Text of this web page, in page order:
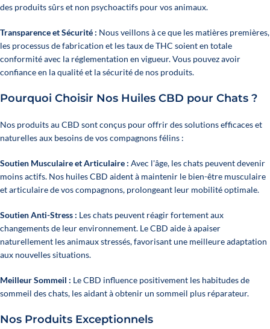
16 opiniones
des produits sûrs et non psychoactifs pour vos animaux.
Transparence et Sécurité : Nous veillons à ce que les matières premières,
les processus de fabrication et les taux de THC soient en totale
conformité avec la réglementation en vigueur. Vous pouvez avoir
confiance en la qualité et la sécurité de nos produits.
Pourquoi Choisir Nos Huiles CBD pour Chats ?
Nos produits au CBD sont conçus pour offrir des solutions efficaces et
naturelles aux besoins de vos compagnons félins :
Soutien Musculaire et Articulaire : Avec l'âge, les chats peuvent devenir
moins actifs. Nos huiles CBD aident à maintenir le bien-être musculaire
et articulaire de vos compagnons, prolongeant leur mobilité optimale.
Soutien Anti-Stress : Les chats peuvent réagir fortement aux
changements de leur environnement. Le CBD aide à apaiser
naturellement les animaux stressés, favorisant une meilleure adaptation
aux nouvelles situations.
Meilleur Sommeil : Le CBD influence positivement les habitudes de
sommeil des chats, les aidant à obtenir un sommeil plus réparateur.
Nos Produits Exceptionnels